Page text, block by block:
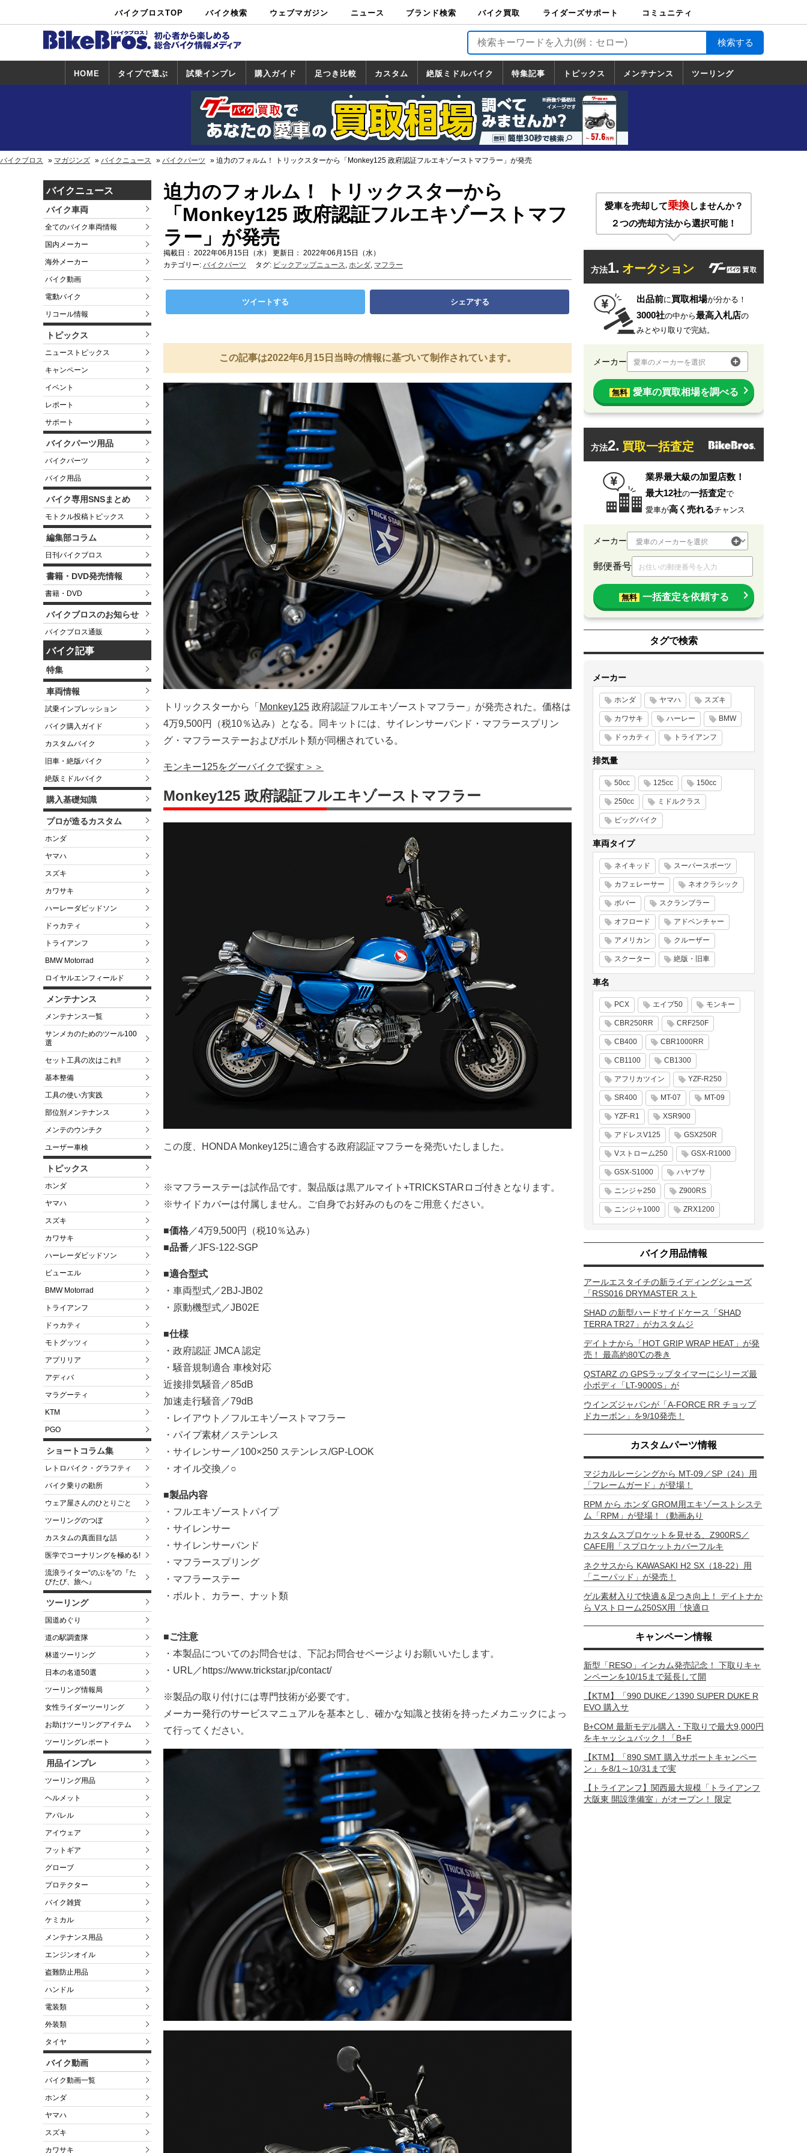
バイクブロスTOP バイク検索
中古バイ
ク・新車検
カタログ検
索
ショップ検
索
ウェブマガジン ニュース ブランド検索 バイク買取
バイク買取
ライダーズサポート
ライダーズサポート
TOP
バイク輸送
バイクガレージライ
フ
バイク車両保険
ロードサービス
バイク試乗
コミュニティ
HOME タイプで選ぶ 試乗インプレ
試乗インプレ
一覧
ホンダ
ヤマハ
スズキ
カワサキ
ハーレー
BMW
トライアンフ
ドゥカティ
購入ガイド
一覧
足つき比較 カスタム
カスタム
一覧
ホンダ
ヤマハ
スズキ
カワサキ
絶版ミドルバイク
絶版ミドルバイク
一覧
ホンダ
ヤマハ
スズキ
カワサキ
特集記事 トピックス
トピックス
一覧
ホンダ
ヤマハ
スズキ
カワサキ
ハーレーダ
ビッドソン
BMW
ドゥカティ
トライアン
フ
メンテナンス ツーリング
道の駅調査隊
ツーリング情報局
日本の道50選
国道めぐり
林道ツーリング
バイクブロス マガジンズ バイクニュース バイクパーツ 迫力のフォルム！ トリックスターから「Monkey125 政府認証フルエキゾーストマフラー」が発売
バイクニュース
バイク車両
全てのバイク車両情報
国内メーカー
海外メーカー
バイク動画
電動バイク
リコール情報
トピックス
ニューストピックス
キャンペーン
イベント
レポート
サポート
バイクパーツ用品
バイクパーツ
バイク用品
バイク専用SNSまとめ
モトクル投稿トピックス
編集部コラム
日刊バイクブロス
書籍・DVD発売情報
書籍・DVD
バイクブロスのお知らせ
バイクブロス通販
バイク記事
特集
車両情報
試乗インプレッション
バイク購入ガイド
カスタムバイク
旧車・絶版バイク
絶版ミドルバイク
購入基礎知識
プロが造るカスタム
ホンダ
ヤマハ
スズキ
カワサキ
ハーレーダビッドソン
ドゥカティ
トライアンフ
BMW Motorrad
ロイヤルエンフィールド
メンテナンス
メンテナンス一覧
サンメカのためのツール100
選
セット工具の次はこれ!!
基本整備
工具の使い方実践
部位別メンテナンス
メンテのウンチク
ユーザー車検
トピックス
ホンダ
ヤマハ
スズキ
カワサキ
ハーレーダビッドソン
ビューエル
BMW Motorrad
トライアンフ
ドゥカティ
モトグッツィ
アプリリア
アディバ
マラグーティ
KTM
PGO
ショートコラム集
レトロバイク・グラフティ
バイク乗りの勘所
ウェア屋さんのひとりごと
ツーリングのつぼ
カスタムの真面目な話
医学でコーナリングを極める!
流浪ライター“のぶを”の『た
びたび、旅へ』
ツーリング
国道めぐり
道の駅調査隊
林道ツーリング
日本の名道50選
ツーリング情報局
女性ライダーツーリング
お助けツーリングアイテム
ツーリングレポート
用品インプレ
ツーリング用品
ヘルメット
アパレル
アイウェア
フットギア
グローブ
プロテクター
バイク雑貨
ケミカル
メンテナンス用品
エンジンオイル
盗難防止用品
ハンドル
電装類
外装類
タイヤ
バイク動画
バイク動画一覧
ホンダ
ヤマハ
スズキ
カワサキ
迫力のフォルム！ トリックスターから
「Monkey125 政府認証フルエキゾーストマフ
ラー」が発売
掲載日： 2022年06月15日（水） 更新日： 2022年06月15日（水）
カテゴリー: バイクパーツ タグ: ピックアップニュース, ホンダ, マフラー
ツイートする シェアする
この記事は2022年6月15日当時の情報に基づいて制作されています。
トリックスターから「 Monkey125 政府認証フルエキゾーストマフラー」が発売された。価格は
4万9,500円（税10％込み）となる。同キットには、サイレンサーバンド・マフラースプリン
グ・マフラーステーおよびボルト類が同梱されている。
モンキー125をグーバイクで探す＞＞
Monkey125 政府認証フルエキゾーストマフラー
この度、HONDA Monkey125に適合する政府認証マフラーを発売いたしました。
※マフラーステーは試作品です。製品版は黒アルマイト+TRICKSTARロゴ付きとなります。
※サイドカバーは付属しません。ご自身でお好みのものをご用意ください。
■価格 ／4万9,500円（税10％込み）
■品番 ／JFS-122-SGP
■適合型式
・車両型式／2BJ-JB02
・原動機型式／JB02E
■仕様
・政府認証 JMCA 認定
・騒音規制適合 車検対応
近接排気騒音／85dB
加速走行騒音／79dB
・レイアウト／フルエキゾーストマフラー
・パイプ素材／ステンレス
・サイレンサー／100×250 ステンレス/GP-LOOK
・オイル交換／○
■製品内容
・フルエキゾーストパイプ
・サイレンサー
・サイレンサーバンド
・マフラースプリング
・マフラーステー
・ボルト、カラー、ナット類
■ご注意
・本製品についてのお問合せは、下記お問合せページよりお願いいたします。
・URL／https://www.trickstar.jp/contact/
※製品の取り付けには専門技術が必要です。
メーカー発行のサービスマニュアルを基本とし、確かな知識と技術を持ったメカニックによっ
て行ってください。
愛車を売却して乗換しませんか？
２つの売却方法から選択可能！
方法1. オークション
出品前に買取相場が分かる！
3000社の中から最高入札店の
みとやり取りで完結。
メーカー 愛車のメーカーを選択
無料 愛車の買取相場を調べる
方法2. 買取一括査定
業界最大級の加盟店数！
最大12社の一括査定で
愛車が高く売れるチャンス
メーカー
郵便番号
無料 一括査定を依頼する
タグで検索
メーカー
ホンダ ヤマハ スズキ
カワサキ ハーレー BMW
ドゥカティ トライアンフ
排気量
50cc 125cc 150cc
250cc ミドルクラス
ビッグバイク
車両タイプ
ネイキッド スーパースポーツ
カフェレーサー ネオクラシック
ボバー スクランブラー
オフロード アドベンチャー
アメリカン クルーザー
スクーター 絶版・旧車
車名
PCX エイプ50 モンキー
CBR250RR CRF250F
CB400 CBR1000RR
CB1100 CB1300
アフリカツイン YZF-R250
SR400 MT-07 MT-09
YZF-R1 XSR900
アドレスV125 GSX250R
Vストローム250 GSX-R1000
GSX-S1000 ハヤブサ
ニンジャ250 Z900RS
ニンジャ1000 ZRX1200
バイク用品情報
アールエスタイチの新ライディングシューズ
「RSS016 DRYMASTER スト
SHAD の新型ハードサイドケース「SHAD
TERRA TR27」がカスタムジ
デイトナから「HOT GRIP WRAP HEAT」が発
売！ 最高約80℃の巻き
QSTARZ の GPSラップタイマーにシリーズ最
小ボディ「LT-9000S」が
ウインズジャパンが「A-FORCE RR チョップ
ドカーボン」を9/10発売！
カスタムパーツ情報
マジカルレーシングから MT-09／SP（24）用
「フレームガード」が登場！
RPM から ホンダ GROM用エキゾーストシステ
ム「RPM」が登場！（動画あり
カスタムスプロケットを見せる、Z900RS／
CAFE用「スプロケットカバーフルキ
ネクサスから KAWASAKI H2 SX（18-22）用
「ニーパッド」が発売！
ゲル素材入りで快適＆足つき向上！ デイトナか
ら Vストローム250SX用「快適ロ
キャンペーン情報
新型「RESO」インカム発売記念！ 下取りキャ
ンペーンを10/15まで延長して開
【KTM】「990 DUKE／1390 SUPER DUKE R
EVO 購入サ
B+COM 最新モデル購入・下取りで最大9,000円
をキャッシュバック！「B+F
【KTM】「890 SMT 購入サポートキャンペー
ン」を8/1～10/31まで実
【トライアンフ】関西最大規模「トライアンフ
大阪東 開設準備室」がオープン！ 限定